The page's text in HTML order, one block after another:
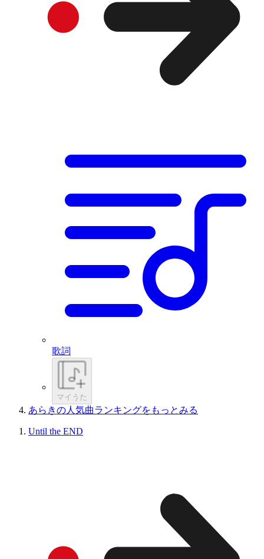
歌詞
マイうた
あらきの人気曲ランキングをもっとみる
Until the END